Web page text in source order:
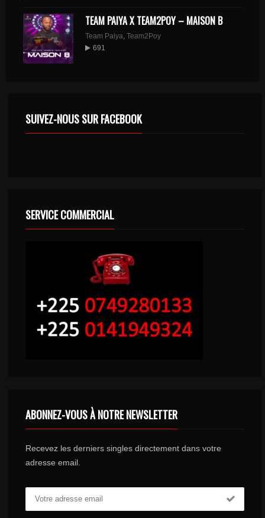
TEAM PAIYA X TEAM2POY – MAISON B
Team Paiya Team2Poy
691
SUIVEZ-NOUS SUR FACEBOOK
SERVICE COMMERCIAL
ABONNEZ-VOUS À NOTRE NEWSLETTER
Recevez les derniers singles directement dans votre
adresse email.